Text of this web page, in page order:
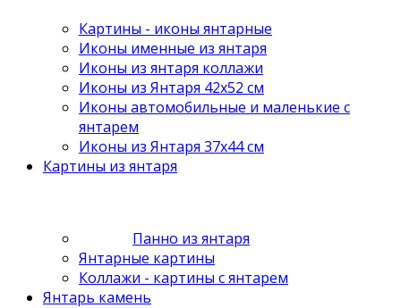
Картины - иконы янтарные
Иконы именные из янтаря
Иконы из янтаря коллажи
Иконы из Янтаря 42х52 см
Иконы автомобильные и маленькие с
янтарем
Иконы из Янтаря 37х44 см
Картины из янтаря
Панно из янтаря
Янтарные картины
Коллажи - картины с янтарем
Янтарь камень